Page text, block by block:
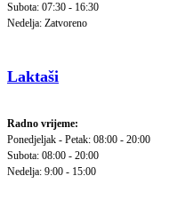
Subota: 07:30 - 16:30
Nedelja: Zatvoreno
Laktaši
Radno vrijeme:
Ponedjeljak - Petak: 08:00 - 20:00
Subota: 08:00 - 20:00
Nedelja: 9:00 - 15:00